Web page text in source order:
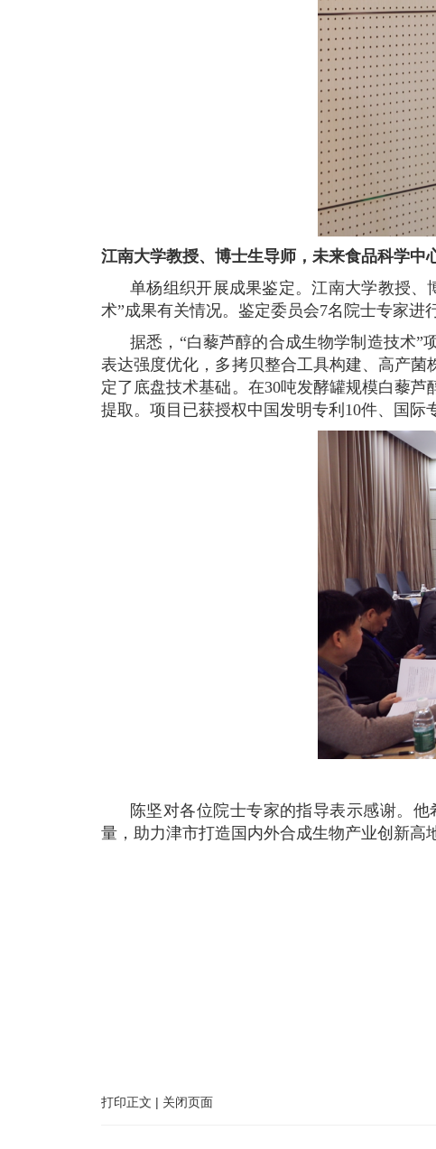
江南大学教授、博士生导师，未来食品科学中
单杨组织开展成果鉴定。江南大学教授
术”成果有关情况。鉴定委员会7名院士专家进
据悉，“白藜芦醇的合成生物学制造技术”
表达强度优化，多拷贝整合工具构建、高产
定了底盘技术基础。在30吨发酵罐规模白藜
提取。项目已获授权中国发明专利10件、国际
陈坚对各位院士专家的指导表示感谢。
量，助力津市打造国内外合成生物产业创新高
打印正文 | 关闭页面